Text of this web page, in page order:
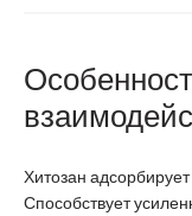
Хитозан
Способствует